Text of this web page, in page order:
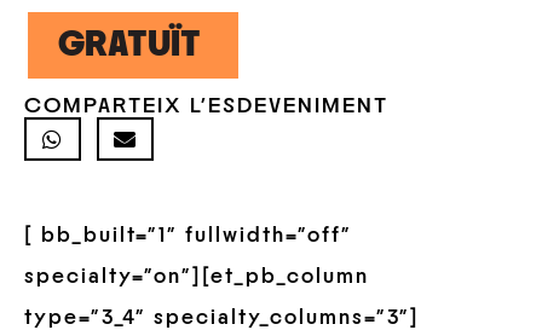
GRATUÏT
COMPARTEIX L'ESDEVENIMENT
[ bb_built=”1″ fullwidth=”off”
specialty=”on”][et_pb_column
type=”3_4″ specialty_columns=”3″]